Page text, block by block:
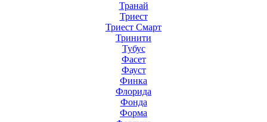
Транай
Триест
Триест Смарт
Тринити
Тубус
Фасет
Фауст
Финка
Флорида
Фонда
Форма